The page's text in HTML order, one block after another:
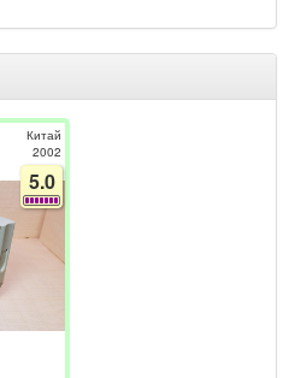
Китай
2002
5.0